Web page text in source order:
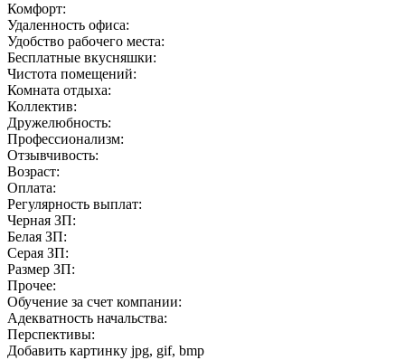
Комфорт:
Удаленность офиса:
Удобство рабочего места:
Бесплатные вкусняшки:
Чистота помещений:
Комната отдыха:
Коллектив:
Дружелюбность:
Профессионализм:
Отзывчивость:
Возраст:
Оплата:
Регулярность выплат:
Черная ЗП:
Белая ЗП:
Серая ЗП:
Размер ЗП:
Прочее:
Обучение за счет компании:
Адекватность начальства:
Перспективы:
Добавить картинку jpg, gif, bmp